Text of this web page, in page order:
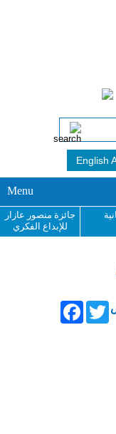
English
Menu
جائزة منصور عازار
للإبداع الفكري
FacebookTwitter